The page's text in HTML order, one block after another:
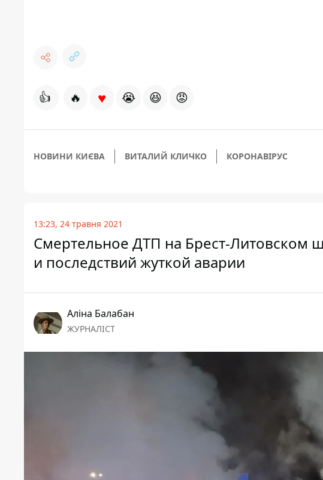
👍 🔥 ♥ 😭 😆 😡
НОВИНИ КИЄВА ВИТАЛИЙ КЛИЧКО КОРОНАВІРУС
13:23, 24 травня 2021
Смертельное ДТП на Брест-Литовском
и последствий жуткой аварии
Аліна Балабан
ЖУРНАЛІСТ